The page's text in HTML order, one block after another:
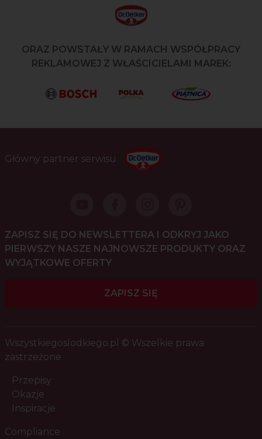
ORAZ POWSTAŁY W RAMACH WSPÓŁPRACY
REKLAMOWEJ Z WŁAŚCICIELAMI MAREK:
Główny partner serwisu
ZAPISZ SIĘ DO NEWSLETTERA I ODKRYJ JAKO
PIERWSZY NASZE NAJNOWSZE PRODUKTY ORAZ
WYJĄTKOWE OFERTY
ZAPISZ SIĘ
Wszystkiegoslodkiego.pl © Wszelkie prawa
zastrzeżone
Przepisy
Okazje
Inspiracje
Compliance